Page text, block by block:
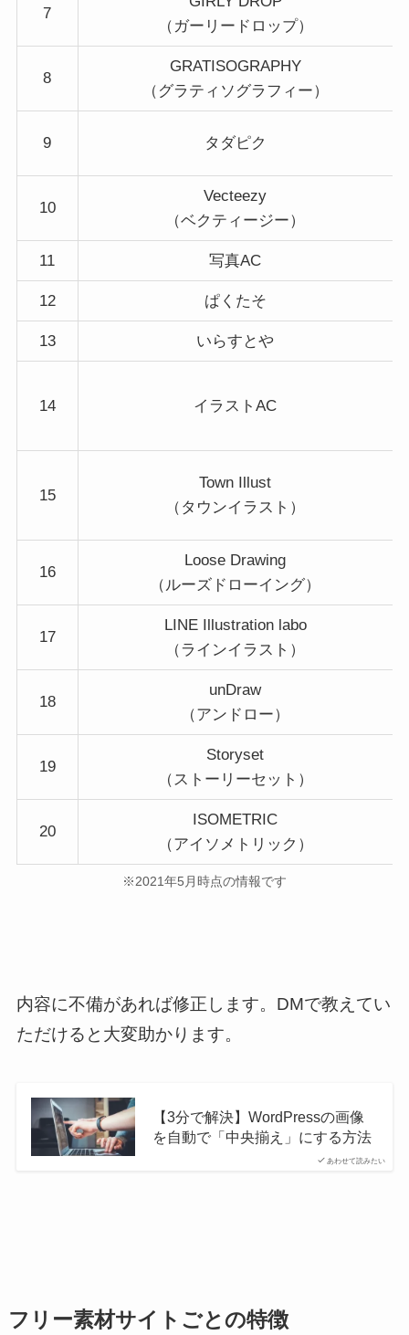
7
（ガーリードロップ）
8
GRATISOGRAPHY
（グラティソグラフィー）
9 タダピク
10
Vecteezy
（ベクティージー）
11 写真AC
12 ぱくたそ
13 いらすとや
14 イラストAC
15
Town Illust
（タウンイラスト）
16
Loose Drawing
（ルーズドローイング）
17
LINE Illustration labo
（ラインイラスト）
18
unDraw
（アンドロー）
19
Storyset
（ストーリーセット）
20
ISOMETRIC
（アイソメトリック）
※2021年5月時点の情報です
内容に不備があれば修正します。DMで教えてい
ただけると大変助かります。
あわせて読みたい
【3分で解決】WordPressの画像
を自動で「中央揃え」にする方法
フリー素材サイトごとの特徴